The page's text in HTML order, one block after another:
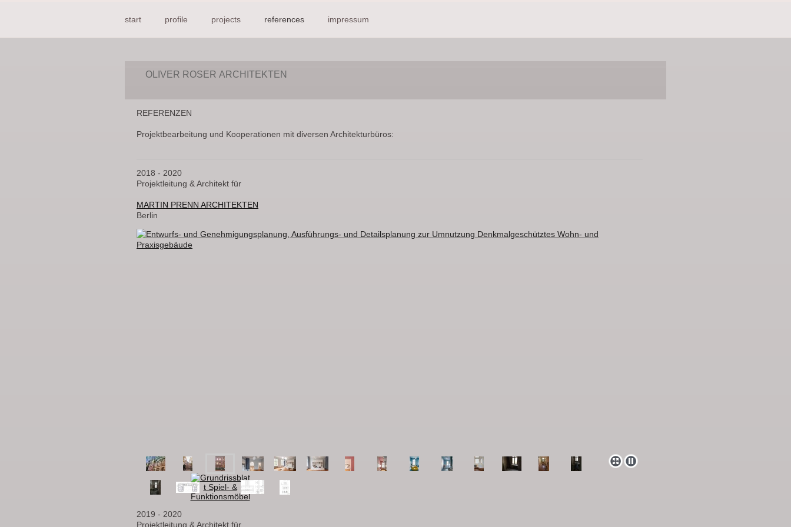
start profile projects references impressum
OLIVER ROSER ARCHITEKTEN
REFERENZEN
Projektbearbeitung und Kooperationen mit diversen Architekturbüros:
2018 - 2020
Projektleitung & Architekt für
MARTIN PRENN ARCHITEKTEN
Berlin
2019 - 2020
Projektleitung & Architekt für